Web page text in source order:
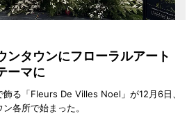
ンタウンにフローラルアート
ーマに
る「Fleurs De Villes Noel」が12月6日、
各所で始まった。